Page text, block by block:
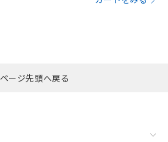
ページ先頭へ戻る